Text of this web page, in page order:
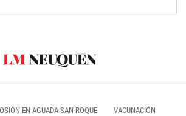
EN AGUADA SAN ROQUE VACUNACIÓN